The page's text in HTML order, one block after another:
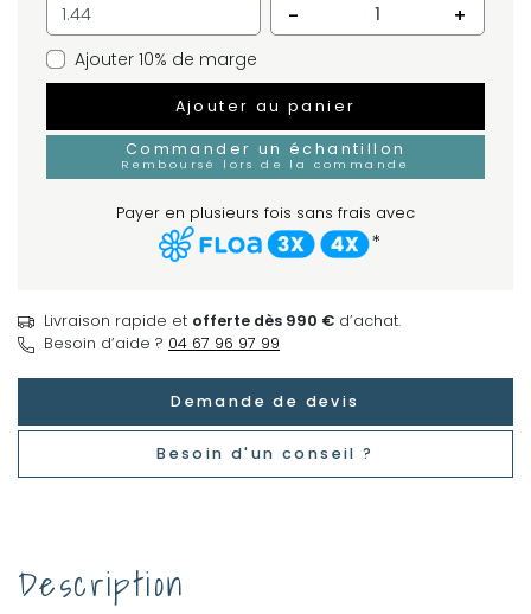
-
+
Ajouter 10% de marge
Ajouter au panier
Commander un échantillon
Remboursé lors de la commande
Payer en plusieurs fois sans frais avec
*
Livraison rapide et offerte dès 990 € d’achat.
Besoin d’aide ? 04 67 96 97 99
Demande de devis
Besoin d'un conseil ?
Description